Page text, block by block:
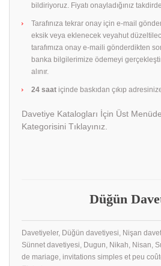
bildiriyoruz. Fiyatı onayladığınız
Tarafınıza tekrar onay için e-mail
eksik veya eklenecek veyahut
tarafımıza onay e-maili gönderdikten
banka bilgilerimize ödemeyi
alınır.
24 saat içinde baskıdan çıkıp
Davetiye Katalogları İçin Üst
Kategorisini Tıklayınız.
Düğün
Davetiyeler, Düğün davetiyesi, Nişan
Sünnet davetiyesi, Dugun, Nikah, Nisan,
de mariage, invitations simples et peu